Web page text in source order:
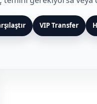
VIP Transfer